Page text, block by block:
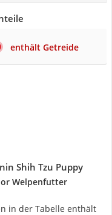
enthält Getreide
Shih Tzu Puppy
Welpenfutter
in der Tabelle enthält